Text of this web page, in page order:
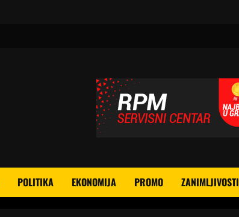
POLITIKA EKONOMIJA PROMO ZANIMLJIVOSTI